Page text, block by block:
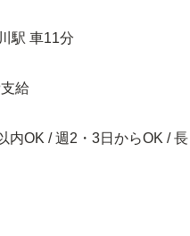
駅 車11分
給
内OK / 週2・3日からOK / 長